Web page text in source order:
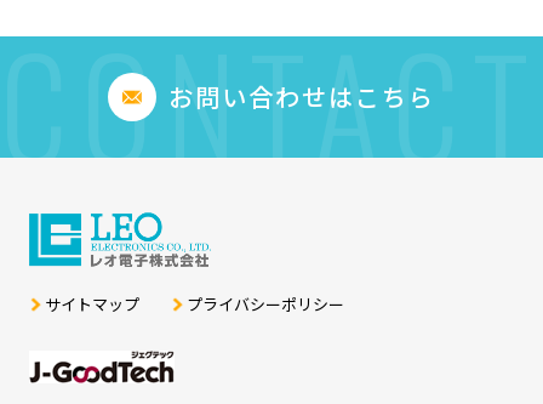
お問い合わせはこちら
CONTACT
サイトマップ プライバシーポリシー